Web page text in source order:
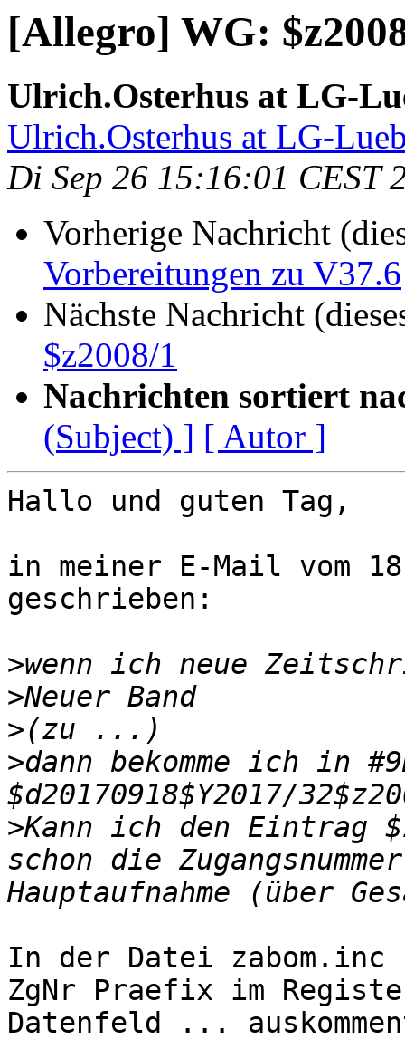
[Allegro] WG:
Ulrich.Osterhus at LG-
Ulrich.Osterhus at LG-
Di Sep 26 15:16:01 CEST
Vorherige Nachricht
Vorbereitungen zu V37.6
Nächste Nachricht
$z2008/1
Nachrichten sortiert
(Subject) ] [ Autor ]
Hallo und guten Tag,
in meiner E-Mail vom
geschrieben:
>
>
>
>dann bekomme ich in
>Kann ich den Eintrag
schon die
In der Datei
ZgNr Praefix im
Datenfeld ...